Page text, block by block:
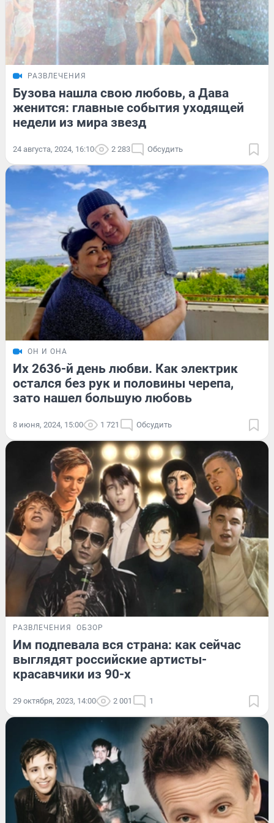
РАЗВЛЕЧЕНИЯ
Бузова нашла свою любовь, а Дава
женится: главные события уходящей
недели из мира звезд
24 августа, 2024, 16:10 2 283 Обсудить
ОН И ОНА
Их 2636-й день любви. Как электрик
остался без рук и половины черепа,
зато нашел большую любовь
8 июня, 2024, 15:00 1 721 Обсудить
РАЗВЛЕЧЕНИЯ ОБЗОР
Им подпевала вся страна: как сейчас
выглядят российские артисты-
красавчики из 90-х
29 октября, 2023, 14:00 2 001 1